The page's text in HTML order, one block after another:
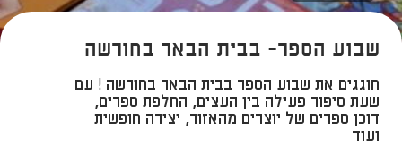
שבוע הספר- בבית הבאר בחורשה
חוגגים את שבוע הספר בבית הבאר בחורשה ! עם
שעת סיפור פעילה בין העצים, החלפת ספרים,
דוכן ספרים של יוצרים מהאזור, יצירה חופשית
ועוד